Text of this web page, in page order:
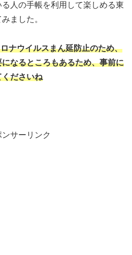
人の手帳を利用して楽しめる東
ました。
ナウイルスまん延防止のため、
なるところもあるため、事前に
ださいね
ンサーリンク